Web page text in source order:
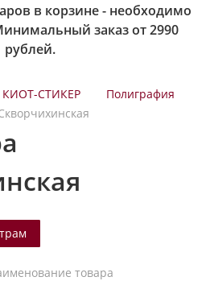
в корзине - необходимо
заказ от 2990
рублей.
КИОТ-СТИКЕР
Полиграфия
товара